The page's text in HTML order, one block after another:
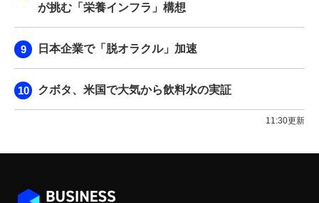
が挑む「栄養インフラ」構想
日本企業で「脱オラクル」加速
クボタ、米国で大気から飲料水の実証
11:30更新